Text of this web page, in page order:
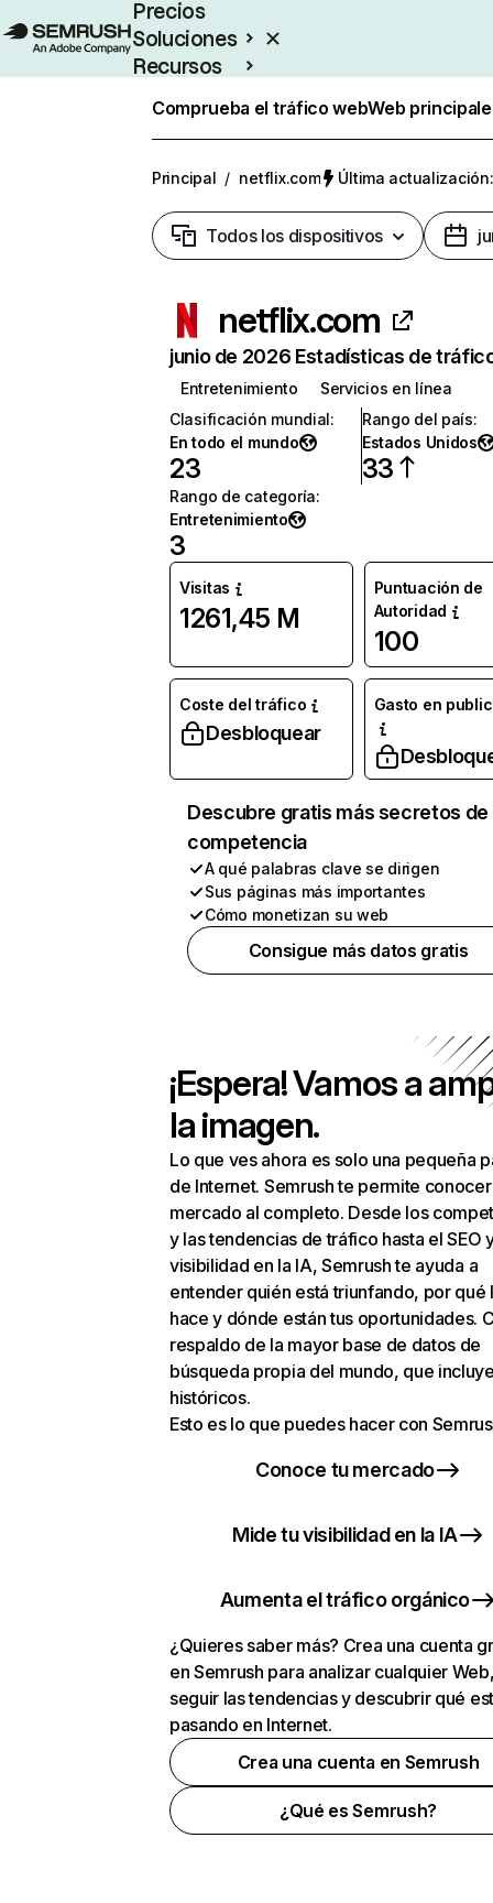
Precios
Soluciones
Recursos
Comprueba el tráfico webWeb
Principal / netflix.com Última
Todos los dispositivos
netflix.com
junio de 2026 Estadísticas de
Entretenimiento
Servicios en línea
Clasificación mundial:
En todo el mundo
23
Rango del país:
Estados Unidos
33
Rango de categoría:
Entretenimiento
3
Visitas
1261,45 M
Puntuación de
Autoridad
100
Coste del tráfico
Desbloquear
Gasto en
Descubre gratis más secretos de
competencia
A qué palabras clave se dirigen
Sus páginas más importantes
Cómo monetizan su web
Consigue más datos gratis
¡Espera! Vamos a
la imagen.
Lo que ves ahora es solo una pequeña
de Internet. Semrush te permite
mercado al completo. Desde los
y las tendencias de tráfico hasta el SEO
visibilidad en la IA, Semrush te ayuda a
entender quién está triunfando, por qué
hace y dónde están tus oportunidades.
respaldo de la mayor base de datos de
búsqueda propia del mundo, que
históricos.
Esto es lo que puedes hacer con
Conoce tu mercado
Mide tu visibilidad en la IA
Aumenta el tráfico orgánico
¿Quieres saber más? Crea una cuenta
en Semrush para analizar cualquier
seguir las tendencias y descubrir qué
pasando en Internet.
Crea una cuenta en Semrush
¿Qué es Semrush?